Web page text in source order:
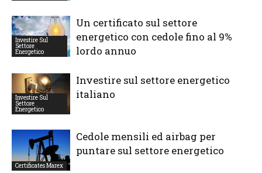
Investire Sul
Settore
Energetico
Un certificato sul settore
energetico con cedole fino al 9%
lordo annuo
Investire Sul
Settore
Energetico
Investire sul settore energetico
italiano
Certificates Marex
Cedole mensili ed airbag per
puntare sul settore energetico